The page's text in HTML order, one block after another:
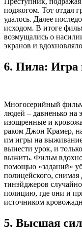
поджогом. Тот отдал
удалось. Далее
исходом. В итоге
возмущались о
экранов и
6. Пила: Игра
Многосерийный
людей – давненько на
изощренные и
раком Джон Крамер,
им игры на
вынести урок, и
выжить. Фильм
помощью «заданий»
полицейского, снимая
тинэйджеров
полицию, где они и
источником
5. Высшая